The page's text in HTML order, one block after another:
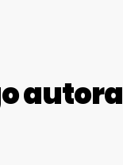
autora